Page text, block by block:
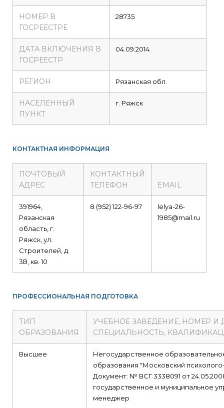
НОМЕР В
ГОСРЕЕСТРЕ
28735
ДАТА ВКЛЮЧЕНИЯ В
ГОСРЕЕСТР
04.09.2014
РЕГИОН Рязанская обл.
НАСЕЛЕННЫЙ
ПУНКТ
г. Ряжск
КОНТАКТНАЯ ИНФОРМАЦИЯ
ПОЧТОВЫЙ
АДРЕС
КОНТАКТНЫЙ
ТЕЛЕФОН
EMAIL
391964,
Рязанская
область, г.
Ряжск, ул.
Строителей, д.
3В, кв. 10
8 (952) 122-96-97
lelya-26-
1985@mail.ru
ПРОФЕССИОНАЛЬНАЯ ПОДГОТОВКА
ТИП
ОБРАЗОВАНИЯ
УЧЕБНОЕ ЗАВЕДЕНИЕ, НОМЕР
СПЕЦИАЛЬНОСТЬ,
Высшее
Негосударственное
образования "Московский
Документ: № ВСГ 3338091 от
государственное и муниципальное
менеджер